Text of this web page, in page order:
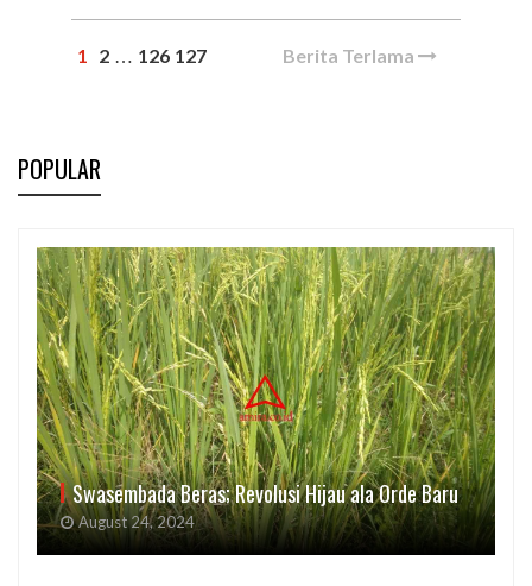
1 2 … 126 127 Berita Terlama
POPULAR
Swasembada Beras; Revolusi Hijau ala Orde Baru
August 24, 2024